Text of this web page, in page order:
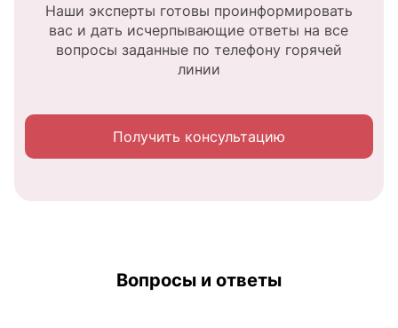
Наши эксперты готовы проинформировать
вас и дать исчерпывающие ответы на все
вопросы заданные по телефону горячей
линии
Получить консультацию
Вопросы и ответы